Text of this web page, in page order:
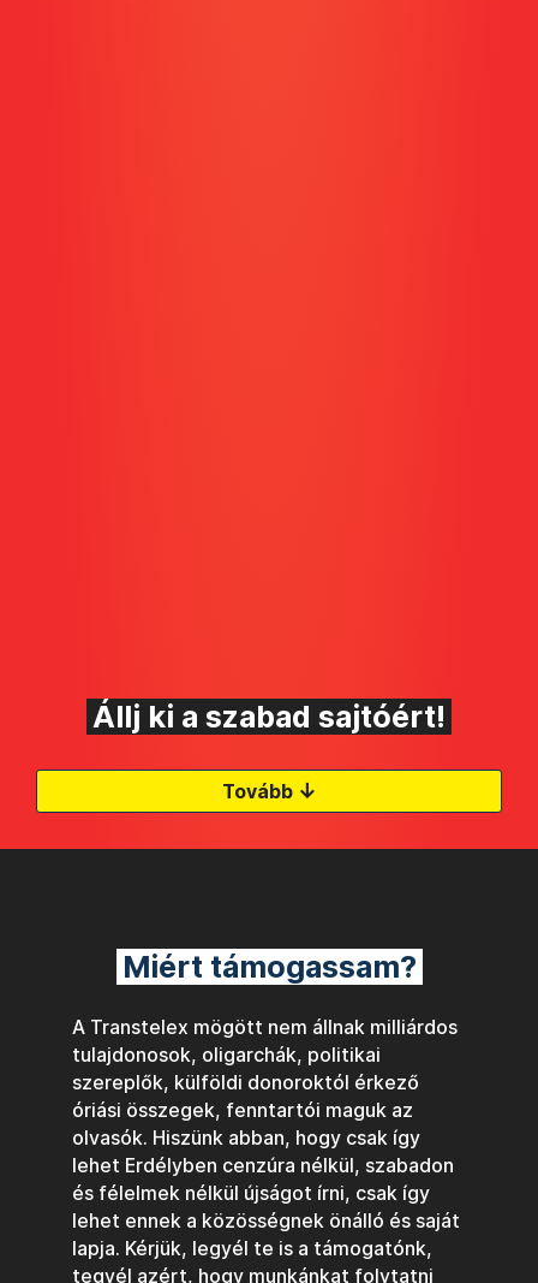
Állj ki a szabad sajtóért!
Tovább ↓
Miért támogassam?
A Transtelex mögött nem állnak milliárdos
tulajdonosok, oligarchák, politikai
szereplők, külföldi donoroktól érkező
óriási összegek, fenntartói maguk az
olvasók. Hiszünk abban, hogy csak így
lehet Erdélyben cenzúra nélkül, szabadon
és félelmek nélkül újságot írni, csak így
lehet ennek a közösségnek önálló és saját
lapja. Kérjük, legyél te is a támogatónk,
tegyél azért, hogy munkánkat folytatni